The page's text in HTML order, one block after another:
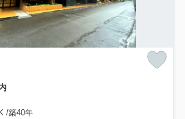
/築40年